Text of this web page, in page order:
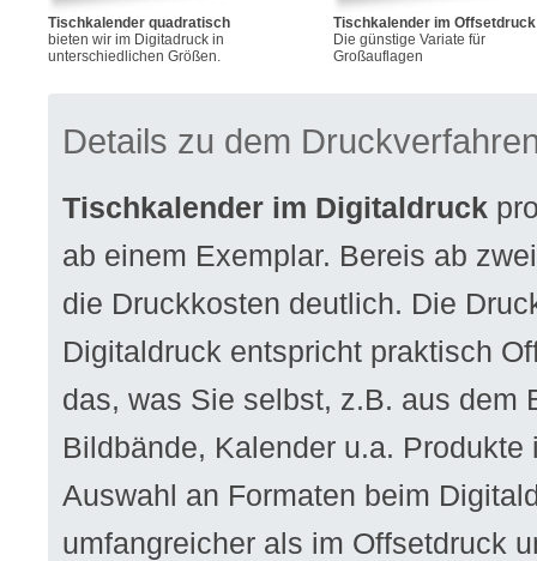
Tischkalender quadratisch
bieten wir im Digitadruck in
unterschiedlichen Größen.
Tischkalender im Offsetdruck
Die günstige Variate für
Großauflagen
Details zu dem
Tischkalender im Digitaldruck
ab einem Exemplar. Bereis ab
die Druckkosten deutlich. Die
Digitaldruck entspricht praktisch
das, was Sie selbst, z.B. aus dem
Bildbände, Kalender u.a.
Auswahl an Formaten beim
umfangreicher als im Offsetdruck